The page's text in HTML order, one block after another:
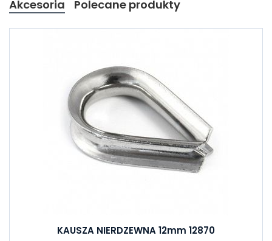
Akcesoria Polecane produkty
KAUSZA NIERDZEWNA 12mm 12870